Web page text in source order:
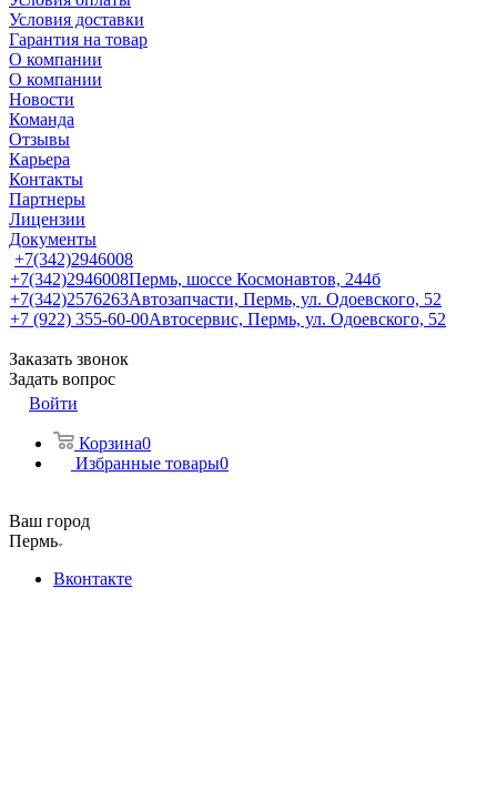
Условия доставки
Гарантия на товар
О компании
О компании
Новости
Команда
Отзывы
Карьера
Контакты
Партнеры
Лицензии
Документы
+7(342)2946008
+7(342)2946008Пермь, шоссе Космонавтов, 244б
+7(342)2576263Автозапчасти, Пермь, ул. Одоевского, 52
+7 (922) 355-60-00Автосервис, Пермь, ул. Одоевского, 52
Заказать звонок
Задать вопрос
Войти
Корзина0
Избранные товары0
Ваш город
Пермь
Вконтакте